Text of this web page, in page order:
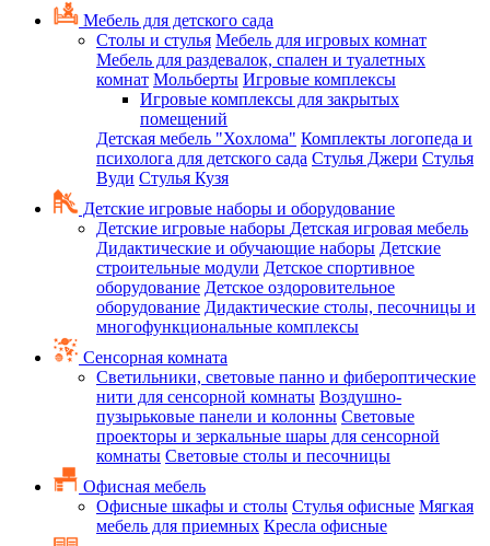
Мебель для детского сада
Столы и стулья Мебель для игровых комнат
Мебель для раздевалок, спален и туалетных
комнат Мольберты Игровые комплексы
Игровые комплексы для закрытых
помещений
Детская мебель "Хохлома" Комплекты логопеда и
психолога для детского сада Стулья Джери Стулья
Вуди Стулья Кузя
Детские игровые наборы и оборудование
Детские игровые наборы Детская игровая мебель
Дидактические и обучающие наборы Детские
строительные модули Детское спортивное
оборудование Детское оздоровительное
оборудование Дидактические столы, песочницы и
многофункциональные комплексы
Сенсорная комната
Светильники, световые панно и фибероптические
нити для сенсорной комнаты Воздушно-
пузырьковые панели и колонны Световые
проекторы и зеркальные шары для сенсорной
комнаты Световые столы и песочницы
Офисная мебель
Офисные шкафы и столы Стулья офисные Мягкая
мебель для приемных Кресла офисные